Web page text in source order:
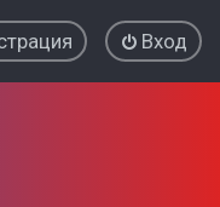
Вход